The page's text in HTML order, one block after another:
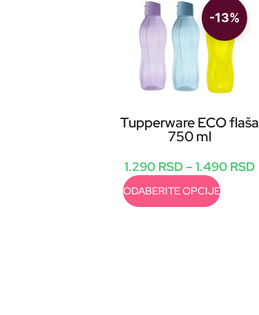
-13%
Tupperware ECO flaša
750 ml
1.290 RSD–1.490 RSD
ODABERITE OPCIJE